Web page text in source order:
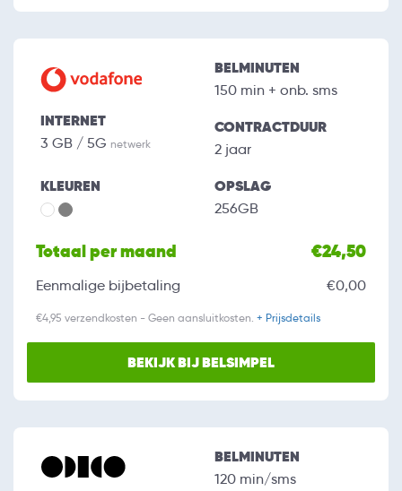
INTERNET
3 GB / 5G netwerk
BELMINUTEN
150 min + onb. sms
CONTRACTDUUR
2 jaar
KLEUREN OPSLAG
256GB
Totaal per maand €24,50
Eenmalige bijbetaling €0,00
€4,95 verzendkosten - Geen aansluitkosten. + Prijsdetails
BEKIJK BIJ BELSIMPEL
BELMINUTEN
120 min/sms